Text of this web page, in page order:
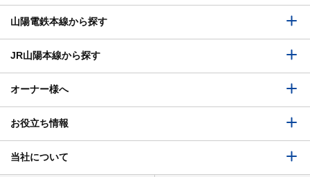
山陽電鉄本線から探す
JR山陽本線から探す
オーナー様へ
お役立ち情報
当社について